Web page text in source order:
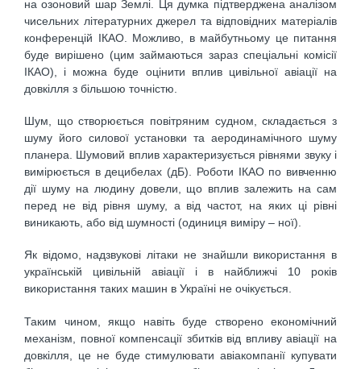
на озоновий шар Землі. Ця думка підтверджена аналізом
чисельних літературних джерел та відповідних матеріалів
конференцій ІКАО. Можливо, в майбутньому це питання
буде вирішено (цим займаються зараз спеціальні комісії
ІКАО), і можна буде оцінити вплив цивільної авіації на
довкілля з більшою точністю.
Шум, що створюється повітряним судном, складається з
шуму його силової установки та аеродинамічного шуму
планера. Шумовий вплив характеризується рівнями звуку і
вимірюється в децибелах (дБ). Роботи ІКАО по вивченню
дії шуму на людину довели, що вплив залежить на сам
перед не від рівня шуму, а від частот, на яких ці рівні
виникають, або від шумності (одиниця виміру – ної).
Як відомо, надзвукові літаки не знайшли використання в
українській цивільній авіації і в найближчі 10 років
використання таких машин в Україні не очікується.
Таким чином, якщо навіть буде створено економічний
механізм, повної компенсації збитків від впливу авіації на
довкілля, це не буде стимулювати авіакомпанії купувати